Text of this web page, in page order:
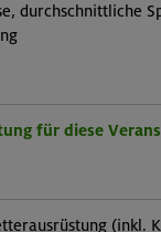
durchschnittliche
für diese
(inkl.